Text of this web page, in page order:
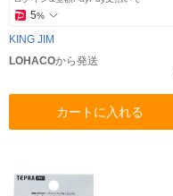
5%
KING JIM
LOHACOから発送
カートに入れる